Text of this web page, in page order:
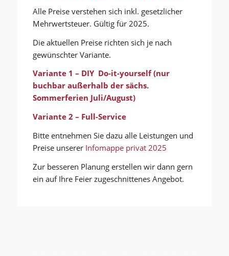
Alle Preise verstehen sich inkl. gesetzlicher
Mehrwertsteuer. Gültig für 2025.
Die aktuellen Preise richten sich je nach
gewünschter Variante.
Variante 1 – DIY Do-it-yourself (nur
buchbar außerhalb der sächs.
Sommerferien Juli/August)
Variante 2 – Full-Service
Bitte entnehmen Sie dazu alle Leistungen und
Preise unserer Infomappe privat 2025
Zur besseren Planung erstellen wir dann gern
ein auf Ihre Feier zugeschnittenes Angebot.